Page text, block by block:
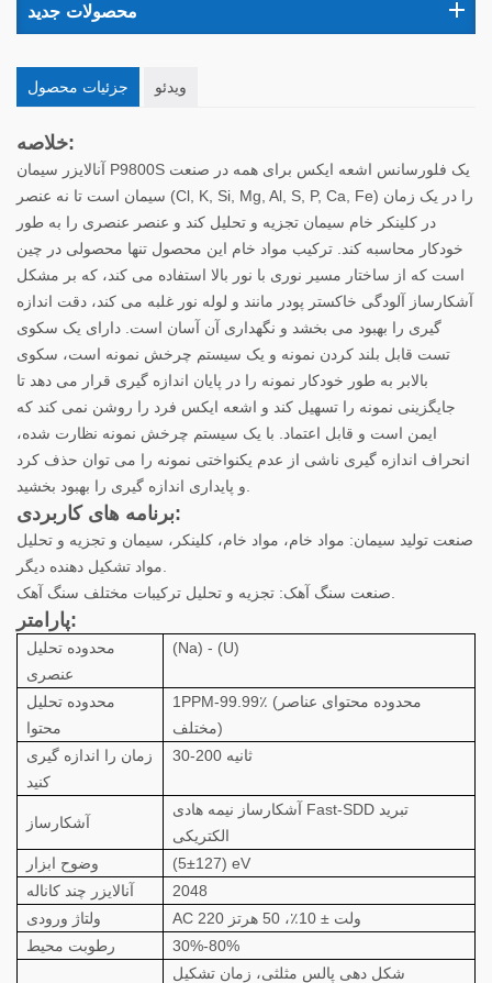
محصولات جدید
جزئیات محصول ویدئو
خلاصه:
آنالایزر سیمان P9800S یک فلورسانس اشعه ایکس برای همه در صنعت
سیمان است تا نه عنصر (Cl, K, Si, Mg, Al, S, P, Ca, Fe) را در یک زمان
در کلینکر خام سیمان تجزیه و تحلیل کند و عنصر عنصری را به طور
خودکار محاسبه کند. ترکیب مواد خام این محصول تنها محصولی در چین
است که از ساختار مسیر نوری با نور بالا استفاده می کند، که بر مشکل
آشکارساز آلودگی خاکستر پودر مانند و لوله نور غلبه می کند، دقت اندازه
گیری را بهبود می بخشد و نگهداری آن آسان است. دارای یک سکوی
تست قابل بلند کردن نمونه و یک سیستم چرخش نمونه است، سکوی
بالابر به طور خودکار نمونه را در پایان اندازه گیری قرار می دهد تا
جایگزینی نمونه را تسهیل کند و اشعه ایکس فرد را روشن نمی کند که
ایمن است و قابل اعتماد. با یک سیستم چرخش نمونه نظارت شده،
انحراف اندازه گیری ناشی از عدم یکنواختی نمونه را می توان حذف کرد
و پایداری اندازه گیری را بهبود بخشید.
برنامه های کاربردی:
صنعت تولید سیمان: مواد خام، مواد خام، کلینکر، سیمان و تجزیه و تحلیل
مواد تشکیل دهنده دیگر.
صنعت سنگ آهک: تجزیه و تحلیل ترکیبات مختلف سنگ آهک.
پارامتر:
محدوده تحلیل
عنصری
(Na) - (U)
محدوده تحلیل
محتوا
1PPM-99.99٪ (محدوده محتوای عناصر
مختلف)
زمان را اندازه گیری
کنید
30-200 ثانیه
آشکارساز
آشکارساز نیمه هادی Fast-SDD تبرید
الکتریکی
وضوح ابزار
(5±127) eV
آنالایزر چند کاناله
2048
ولتاژ ورودی
AC 220 ولت ± 10٪، 50 هرتز
رطوبت محیط
30%-80%
شکل دهی پالس مثلثی، زمان تشکیل